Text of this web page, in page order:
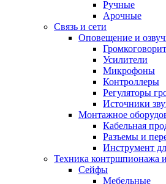
Ручные
Арочные
Связь и сети
Оповещение и
Усилители
Микрофоны
Контроллеры
Регуляторы
Источники
Монтажное
Кабельная
Разъемы и
Инструмент
Техника контршпионажа
Сейфы
Мебельные